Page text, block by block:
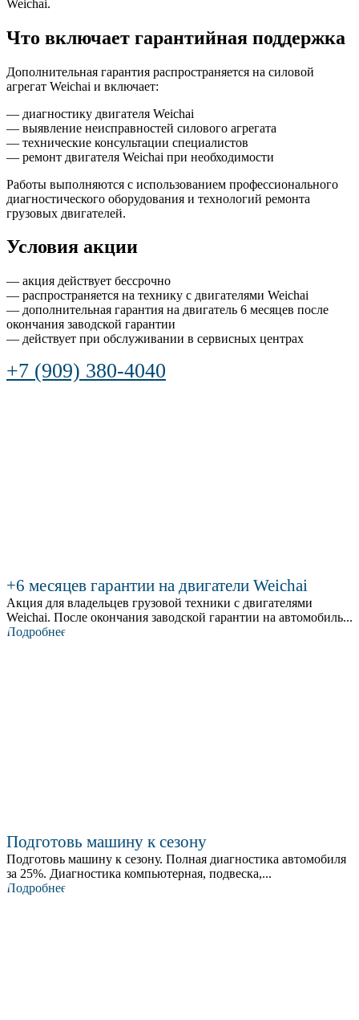
Weichai.
Что включает гарантийная поддержка
Дополнительная гарантия распространяется на силовой
агрегат Weichai и включает:
— диагностику двигателя Weichai
— выявление неисправностей силового агрегата
— технические консультации специалистов
— ремонт двигателя Weichai при необходимости
Работы выполняются с использованием профессионального
диагностического оборудования и технологий ремонта
грузовых двигателей.
Условия акции
— акция действует бессрочно
— распространяется на технику с двигателями Weichai
— дополнительная гарантия на двигатель 6 месяцев после
окончания заводской гарантии
— действует при обслуживании в сервисных центрах
+7 (909) 380-4040
+6 месяцев гарантии на двигатели Weichai
Акция для владельцев грузовой техники с двигателями
Weichai. После окончания заводской гарантии на автомобиль...
Подробнее
Подготовь машину к сезону
Подготовь машину к сезону. Полная диагностика автомобиля
за 25%. Диагностика компьютерная, подвеска,...
Подробнее